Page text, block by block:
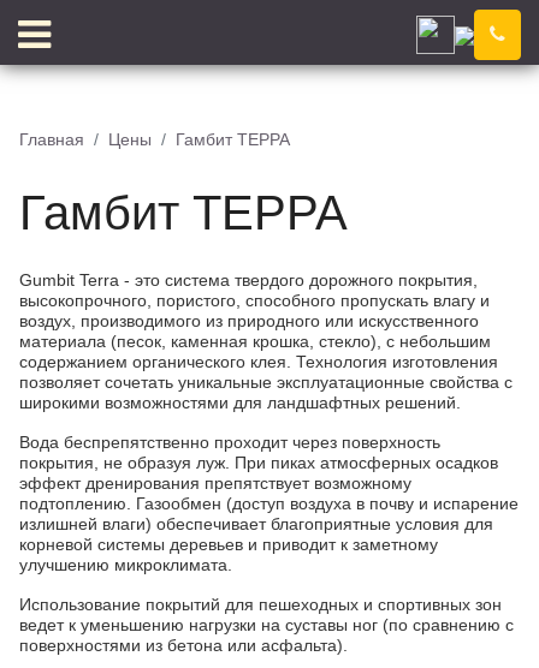
Иркутск
Доставка
КРОШКА
ПИГМЕНТ ИСКУССТВЕННАЯ ТРАВА
Главная Цены Гамбит ТЕРРА
Гамбит ТЕРРА
Gumbit Terra - это система твердого дорожного покрытия,
высокопрочного, пористого, способного пропускать влагу и
воздух, производимого из природного или искусственного
материала (песок, каменная крошка, стекло), с небольшим
содержанием органического клея. Технология изготовления
позволяет сочетать уникальные эксплуатационные свойства с
широкими возможностями для ландшафтных решений.
Вода беспрепятственно проходит через поверхность
покрытия, не образуя луж. При пиках атмосферных осадков
эффект дренирования препятствует возможному
подтоплению. Газообмен (доступ воздуха в почву и испарение
излишней влаги) обеспечивает благоприятные условия для
корневой системы деревьев и приводит к заметному
улучшению микроклимата.
Использование покрытий для пешеходных и спортивных зон
ведет к уменьшению нагрузки на суставы ног (по сравнению с
поверхностями из бетона или асфальта).